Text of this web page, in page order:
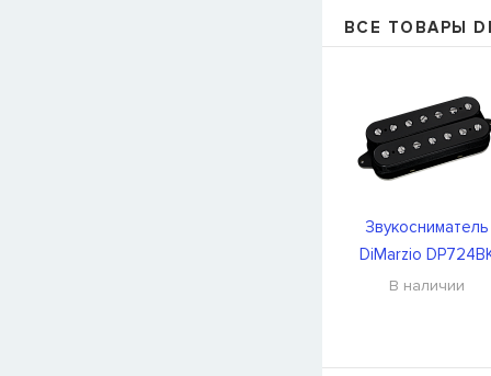
ВСЕ ТОВАРЫ
Звукосниматель
DiMarzio
В наличии